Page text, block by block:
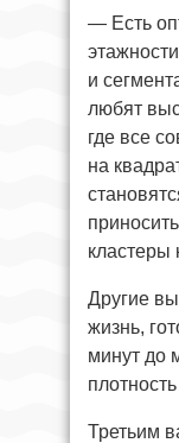
— Есть
и
любят
где все
на
кластеры
Другие
жизнь,
минут до
Третьим